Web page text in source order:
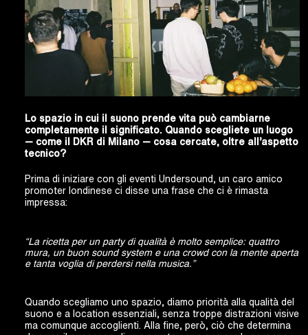
Lo spazio in cui il suono prende vita può cambiarne
completamente il significato. Quando scegliete un luogo
— come il DKR di Milano — cosa cercate, oltre all’aspetto
tecnico?
Prima di iniziare con gli eventi Undersound, un caro amico
promoter londinese ci disse una frase che ci è rimasta
impressa:
“La ricetta per un party di qualità è molto semplice: quattro
mura, un buon sound system e una crowd con la mente aperta
e tanta voglia di perdersi nella musica.”
Quando scegliamo uno spazio, diamo priorità alla qualità del
suono e a location essenziali, senza troppe distrazioni visive
ma comunque accoglienti. Alla fine, però, ciò che determina